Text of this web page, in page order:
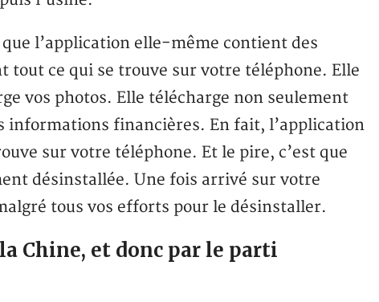
l’application elle-même contient des
ce qui se trouve sur votre téléphone. Elle
vos photos. Elle télécharge non seulement
informations financières. En fait, l’application
sur votre téléphone. Et le pire, c’est que
désinstallée. Une fois arrivé sur votre
tous vos efforts pour le désinstaller.
Chine, et donc par le parti